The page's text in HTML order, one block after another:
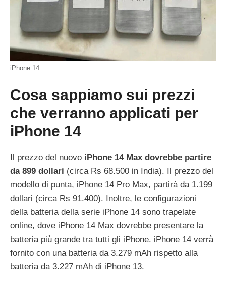
iPhone 14
Cosa sappiamo sui prezzi
che verranno applicati per
iPhone 14
Il prezzo del nuovo iPhone 14 Max dovrebbe partire
da 899 dollari (circa Rs 68.500 in India). Il prezzo del
modello di punta, iPhone 14 Pro Max, partirà da 1.199
dollari (circa Rs 91.400). Inoltre, le configurazioni
della batteria della serie iPhone 14 sono trapelate
online, dove iPhone 14 Max dovrebbe presentare la
batteria più grande tra tutti gli iPhone. iPhone 14 verrà
fornito con una batteria da 3.279 mAh rispetto alla
batteria da 3.227 mAh di iPhone 13.